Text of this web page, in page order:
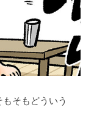
そもどういう